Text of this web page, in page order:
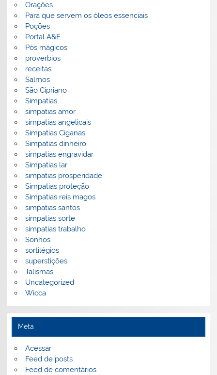
Orações
Para que servem os óleos essenciais
Poções
Portal A&E
Pós mágicos
proverbios
receitas
Salmos
São Cipriano
Simpatias
simpatias amor
simpatias angelicais
Simpatias Ciganas
Simpatias dinheiro
simpatias engravidar
Simpatias lar
simpatias prosperidade
Simpatias proteção
Simpatias reis magos
simpatias santos
simpatias sorte
simpatias trabalho
Sonhos
sortilégios
superstições
Talismãs
Uncategorized
Wicca
Meta
Acessar
Feed de posts
Feed de comentários